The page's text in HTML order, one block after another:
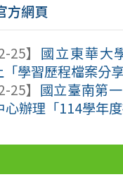
方網頁
25】 國立東華大
學習歷程檔案分享
25】 國立臺南第
辦理「114學年